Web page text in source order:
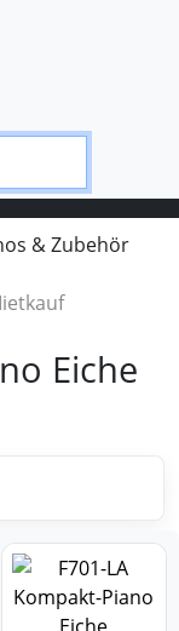
& Zubehör
Eiche